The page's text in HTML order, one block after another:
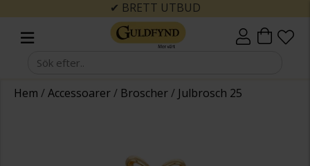
✔ BRETT UTBUD
Hem /Accessoarer/ Broscher/ Julbrosch 25